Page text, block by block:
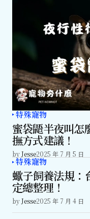
特殊寵物
蜜袋鼯半夜叫怎
撫方式建議！
byJesse2025 年 7 月 5 日
特殊寵物
蠍子飼養法規：
定總整理！
byJesse2025 年 7 月 4 日